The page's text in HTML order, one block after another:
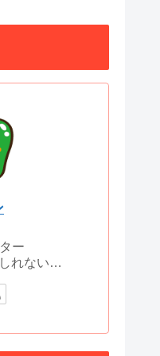
ー
れない…